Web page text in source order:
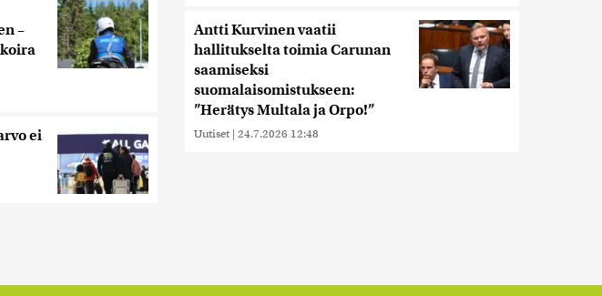
–
ei
Antti Kurvinen vaatii
hallitukselta toimia Carunan
saamiseksi
suomalaisomistukseen:
”Herätys Multala ja Orpo!”
Uutiset | 24.7.2026 12:48